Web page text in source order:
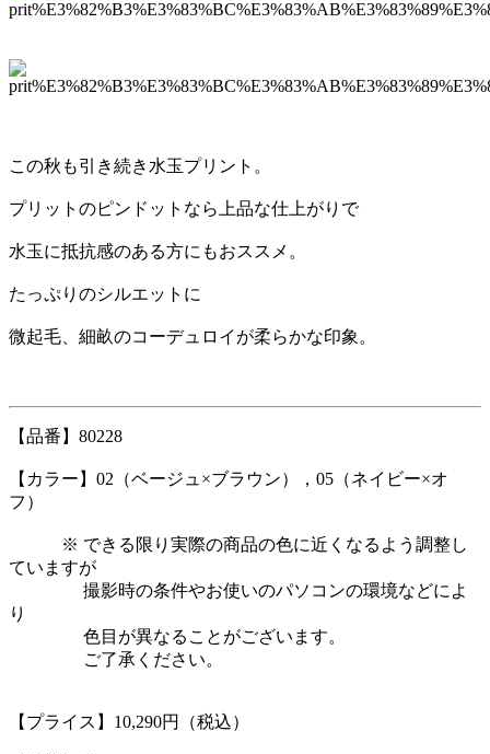
この秋も引き続き水玉プリント。
プリットのピンドットなら上品な仕上がりで
水玉に抵抗感のある方にもおススメ。
たっぷりのシルエットに
微起毛、細畝のコーデュロイが柔らかな印象。
【品番】80228
【カラー】02（ベージュ×ブラウン），05（ネイビー×オ
フ）
※ できる限り実際の商品の色に近くなるよう調整し
ていますが
撮影時の条件やお使いのパソコンの環境などによ
り
色目が異なることがございます。
ご了承ください。
【プライス】10,290円（税込）